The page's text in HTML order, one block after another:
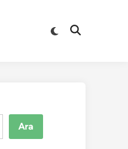
Switch
Open
Ara